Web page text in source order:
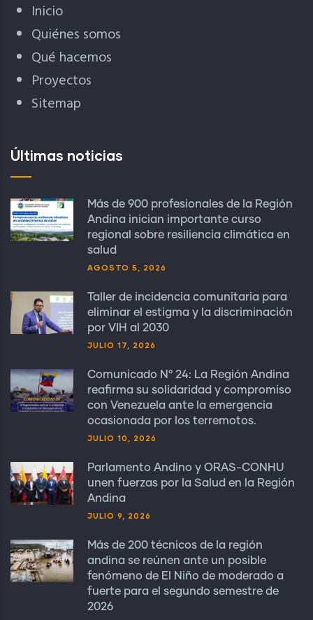
Inicio
Quiénes somos
Qué hacemos
Proyectos
Sitemap
Últimas noticias
Más de 900 profesionales de la Región
Andina inician importante curso
regional sobre resiliencia climática en
salud
AGOSTO 5, 2026
Taller de incidencia comunitaria para
eliminar el estigma y la discriminación
por VIH al 2030
JULIO 17, 2026
Comunicado N° 24: La Región Andina
reafirma su solidaridad y compromiso
con Venezuela ante la emergencia
ocasionada por los terremotos.
JULIO 10, 2026
Parlamento Andino y ORAS-CONHU
unen fuerzas por la Salud en la Región
Andina
JULIO 9, 2026
Más de 200 técnicos de la región
andina se reúnen ante un posible
fenómeno de El Niño de moderado a
fuerte para el segundo semestre de
2026